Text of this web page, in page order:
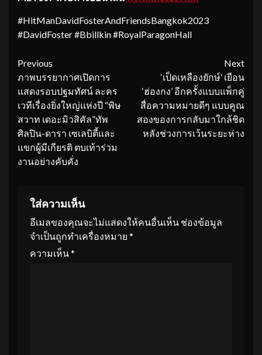
#HitManDavidFosterAndFriendsBangkok2023
#DavidFoster #Bbillkin #RoyalParagonHall
Continue
Reading
Previous
ภาพบรรยากาศเปิดการ
แสดงรอบปฐมทัศน์ ละคร
เวทีเรื่องยิ่งใหญ่แห่งปี “พิษ
สวาท เดอะมิวสิคัล”ทัพ
ศิลปิน-ดารา เซเลบิตี้และ
แขกผู้มีเกียรติ ตบเท้าร่วม
งานอย่างคับคั่ง
Next
‘เป็ดเหลืองยักษ์’ เยือน
‘ฮ่องกง’ อีกครั้งแบบแพ็กคู่
สื่อความหมายดีๆ แบบคูณ
สองของการกลับมาใกล้ชิด
หลังช่วงการเว้นระยะห่าง
ใส่ความเห็น
อีเมลของคุณจะไม่แสดงให้คนอื่นเห็น ช่องข้อมูล
จำเป็นถูกทำเครื่องหมาย *
ความเห็น*